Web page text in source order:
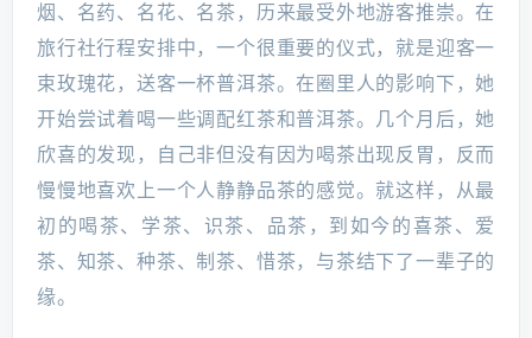
烟、名药、名花、名茶，历来最受外地游客推崇。在
旅行社行程安排中，一个很重要的仪式，就是迎客一
束玫瑰花，送客一杯普洱茶。在圈里人的影响下，她
开始尝试着喝一些调配红茶和普洱茶。几个月后，她
欣喜的发现，自己非但没有因为喝茶出现反胃，反而
慢慢地喜欢上一个人静静品茶的感觉。就这样，从最
初的喝茶、学茶、识茶、品茶，到如今的喜茶、爱
茶、知茶、种茶、制茶、惜茶，与茶结下了一辈子的
缘。